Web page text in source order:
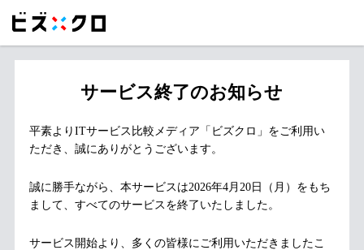
サービス終了のお知らせ
平素よりITサービス比較メディア「ビズクロ」をご利用い
ただき、誠にありがとうございます。
誠に勝手ながら、本サービスは2026年4月20日（月）をもち
まして、すべてのサービスを終了いたしました。
サービス開始より、多くの皆様にご利用いただきましたこ